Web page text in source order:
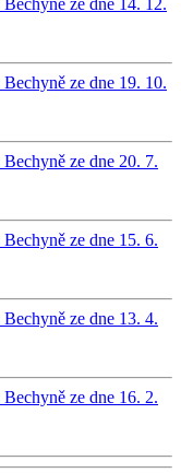
ze dne 14. 12.
ze dne 19. 10.
ze dne 20. 7.
ze dne 15. 6.
ze dne 13. 4.
ze dne 16. 2.